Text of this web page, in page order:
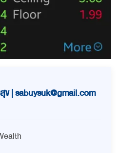
ข |sabuysuk@gmail.com